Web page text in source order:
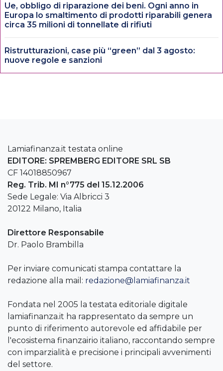
Ue, obbligo di riparazione dei beni. Ogni anno in
Europa lo smaltimento di prodotti riparabili genera
circa 35 milioni di tonnellate di rifiuti
Ristrutturazioni, case più “green” dal 3 agosto:
nuove regole e sanzioni
Lamiafinanza.it testata online
EDITORE: SPREMBERG EDITORE SRL SB
CF 14018850967
Reg. Trib. MI n°775 del 15.12.2006
Sede Legale: Via Albricci 3
20122 Milano, Italia
Direttore Responsabile
Dr. Paolo Brambilla
Per inviare comunicati stampa contattare la
redazione alla mail: redazione@lamiafinanza.it
Fondata nel 2005 la testata editoriale digitale
lamiafinanza.it ha rappresentato da sempre un
punto di riferimento autorevole ed affidabile per
l'ecosistema finanzairio italiano, raccontando sempre
con imparzialità e precisione i principali avvenimenti
del settore.